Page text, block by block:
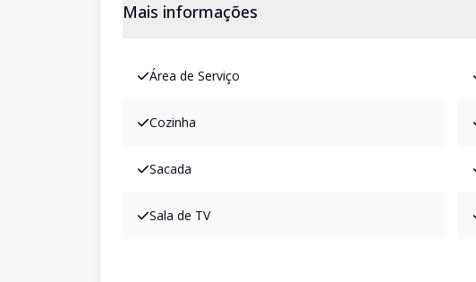
Mais informações
Área de Serviço
Cozinha
Sacada
Sala de TV